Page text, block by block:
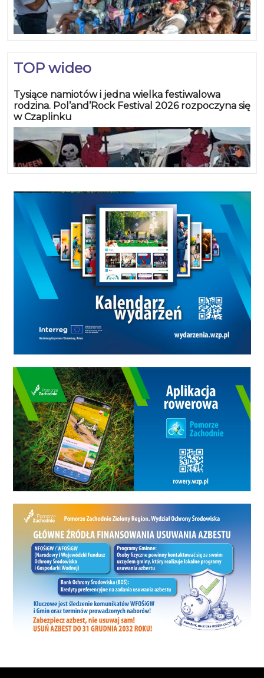
TOP wideo
Tysiące namiotów i jedna wielka festiwalowa
rodzina. Pol’and’Rock Festival 2026 rozpoczyna się
w Czaplinku